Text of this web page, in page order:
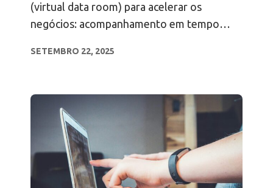
(virtual data room) para acelerar os
negócios: acompanhamento em tempo
granulares, pistas de auditoria e
SETEMBRO 22, 2025